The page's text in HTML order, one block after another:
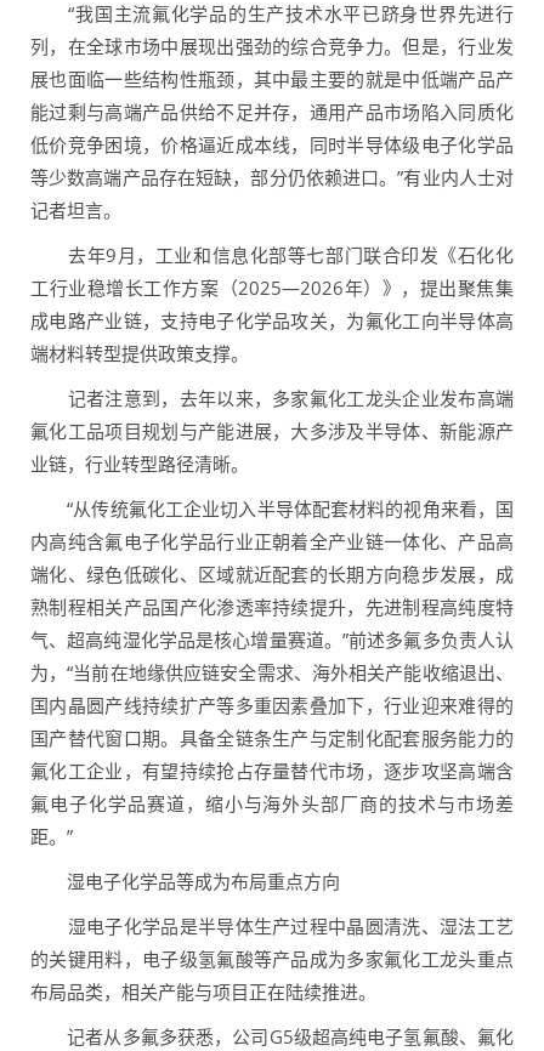
“我国主流氟化学品的生产技术水平已跻身世界先进行
列，在全球市场中展现出强劲的综合竞争力。但是，行业发
展也面临一些结构性瓶颈，其中最主要的就是中低端产品产
能过剩与高端产品供给不足并存，通用产品市场陷入同质化
低价竞争困境，价格逼近成本线，同时半导体级电子化学品
等少数高端产品存在短缺，部分仍依赖进口。”有业内人士对
记者坦言。
去年9月，工业和信息化部等七部门联合印发《石化化
工行业稳增长工作方案（2025—2026年）》，提出聚焦集
成电路产业链，支持电子化学品攻关，为氟化工向半导体高
端材料转型提供政策支撑。
记者注意到，去年以来，多家氟化工龙头企业发布高端
氟化工品项目规划与产能进展，大多涉及半导体、新能源产
业链，行业转型路径清晰。
“从传统氟化工企业切入半导体配套材料的视角来看，国
内高纯含氟电子化学品行业正朝着全产业链一体化、产品高
端化、绿色低碳化、区域就近配套的长期方向稳步发展，成
熟制程相关产品国产化渗透率持续提升，先进制程高纯度特
气、超高纯湿化学品是核心增量赛道。”前述多氟多负责人认
为，“当前在地缘供应链安全需求、海外相关产能收缩退出、
国内晶圆产线持续扩产等多重因素叠加下，行业迎来难得的
国产替代窗口期。具备全链条生产与定制化配套服务能力的
氟化工企业，有望持续抢占存量替代市场，逐步攻坚高端含
氟电子化学品赛道，缩小与海外头部厂商的技术与市场差
距。”
湿电子化学品等成为布局重点方向
湿电子化学品是半导体生产过程中晶圆清洗、湿法工艺
的关键用料，电子级氢氟酸等产品成为多家氟化工龙头重点
布局品类，相关产能与项目正在陆续推进。
记者从多氟多获悉，公司G5级超高纯电子氢氟酸、氟化